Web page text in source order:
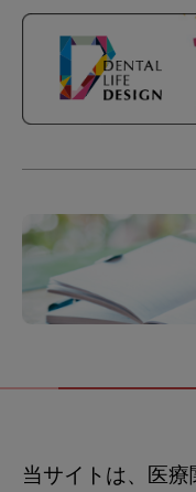
当サイトは、医